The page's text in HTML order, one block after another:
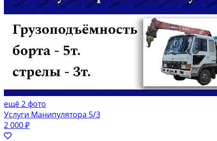
ещё 2 фото
Услуги Манипулятора 5/3
2 000 ₽